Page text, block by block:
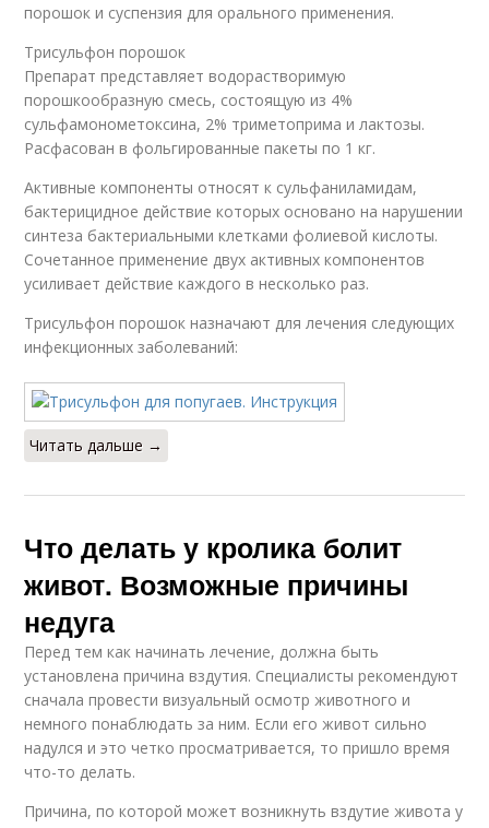
порошок и суспензия для орального применения.
Трисульфон порошок
Препарат представляет водорастворимую
порошкообразную смесь, состоящую из 4%
сульфамонометоксина, 2% триметоприма и лактозы.
Расфасован в фольгированные пакеты по 1 кг.
Активные компоненты относят к сульфаниламидам,
бактерицидное действие которых основано на нарушении
синтеза бактериальными клетками фолиевой кислоты.
Сочетанное применение двух активных компонентов
усиливает действие каждого в несколько раз.
Трисульфон порошок назначают для лечения следующих
инфекционных заболеваний:
Читать дальше →
Что делать у кролика болит
живот. Возможные причины
недуга
Перед тем как начинать лечение, должна быть
установлена причина вздутия. Специалисты рекомендуют
сначала провести визуальный осмотр животного и
немного понаблюдать за ним. Если его живот сильно
надулся и это четко просматривается, то пришло время
что-то делать.
Причина, по которой может возникнуть вздутие живота у